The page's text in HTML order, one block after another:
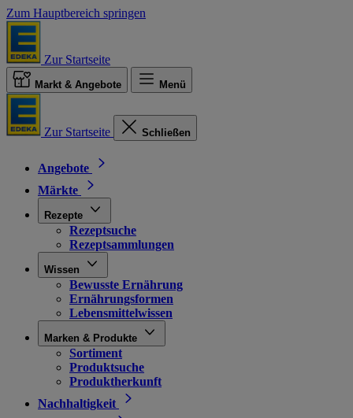
Zum Hauptbereich springen
Zur Startseite
Markt & Angebote Menü
Zur Startseite Schließen
Angebote
Märkte
Rezepte
Rezeptsuche
Rezeptsammlungen
Wissen
Bewusste Ernährung
Ernährungsformen
Lebensmittelwissen
Marken & Produkte
Sortiment
Produktsuche
Produktherkunft
Nachhaltigkeit